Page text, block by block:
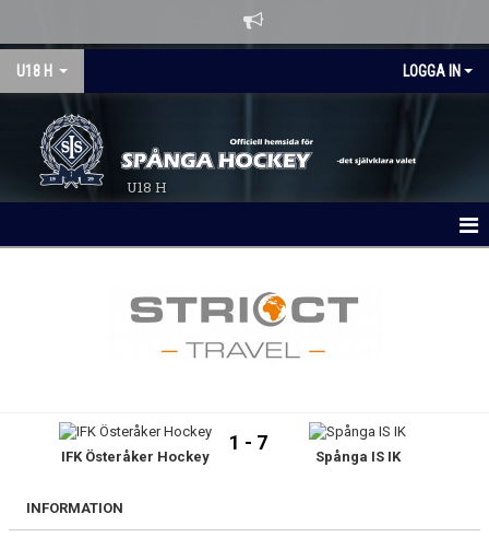
U18 H LOGGA IN
U18 H
LAGBYGGET 26/27
BILDGALLERI
IFK Österåker Hockey
1 - 7
Spånga IS IK
INFORMATION